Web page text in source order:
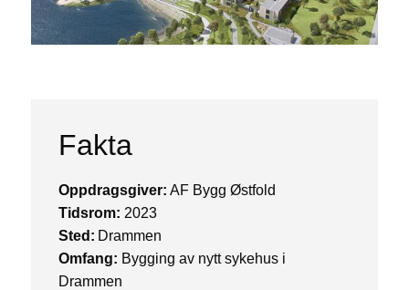
Fakta
Oppdragsgiver: AF Bygg Østfold
Tidsrom: 2023
Sted: Drammen
Omfang: Bygging av nytt sykehus i
Drammen